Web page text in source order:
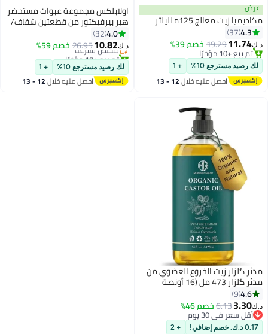
عرض
مكاديميا زيت معالج 125ملليلتر
4.3
37
د.ك‏11.74
19.29خصم 39%
تم بيع +10 مؤخرًا
تم بيع +10 مؤخرًا
لك رصيد مسترجع 10% + 1
احصل عليه خلال 12 - 13
اولابلكس مجموعة عبوات مستحضر
هير بيرفيكتور من قطعتين شفاف/
أبيض 100ملليلتر
4.0
32
د.ك‏10.82
26.95خصم 59% بتخلّص بسرعة
تم بيع +10 مؤخرًا
بتخلّص بسرعة
لك رصيد مسترجع 10% + 1
احصل عليه خلال 12 - 13
مدثر گلزار زيت الخروع العضوي من
مدثر گلزار 473 مل (16 أونصة
سائلة)، زيت خروع عضوي معصور
للعناية بالشعر والرموش والحواجب
والبشرة والتدليك
4.6
9
د.ك‏3.30
6.13خصم 46%
أقل سعر في 30 يوم
أقل سعر في 30 يوم
0.17 د.ك. خصم إضافي! + 2